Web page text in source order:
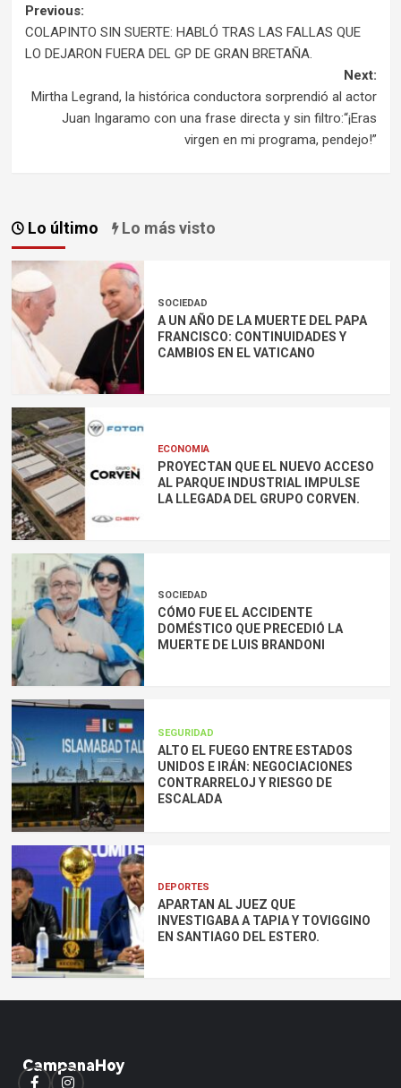
Post
navigation
Previous:
COLAPINTO SIN SUERTE: HABLÓ TRAS LAS FALLAS QUE
LO DEJARON FUERA DEL GP DE GRAN BRETAÑA.
Next:
Mirtha Legrand, la histórica conductora sorprendió al actor
Juan Ingaramo con una frase directa y sin filtro:“¡Eras
virgen en mi programa, pendejo!”
Lo último Lo más visto
SOCIEDAD
A UN AÑO DE LA MUERTE DEL PAPA
FRANCISCO: CONTINUIDADES Y
CAMBIOS EN EL VATICANO
ECONOMIA
PROYECTAN QUE EL NUEVO ACCESO
AL PARQUE INDUSTRIAL IMPULSE
LA LLEGADA DEL GRUPO CORVEN.
SOCIEDAD
CÓMO FUE EL ACCIDENTE
DOMÉSTICO QUE PRECEDIÓ LA
MUERTE DE LUIS BRANDONI
SEGURIDAD
ALTO EL FUEGO ENTRE ESTADOS
UNIDOS E IRÁN: NEGOCIACIONES
CONTRARRELOJ Y RIESGO DE
ESCALADA
DEPORTES
APARTAN AL JUEZ QUE
INVESTIGABA A TAPIA Y TOVIGGINO
EN SANTIAGO DEL ESTERO.